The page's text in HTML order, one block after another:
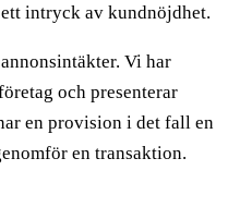
intryck av kundnöjdhet.
Vi har
och presenterar
en provision i det fall en
en transaktion.